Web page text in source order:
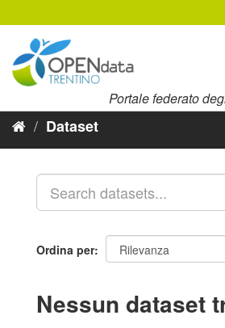
al
contenuto
Portale federato
Dataset
Ordina per
Nessun dataset